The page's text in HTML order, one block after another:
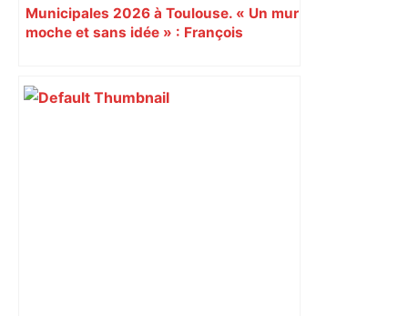
Municipales 2026 à Toulouse. « Un mur
moche et sans idée » : François
Augustins